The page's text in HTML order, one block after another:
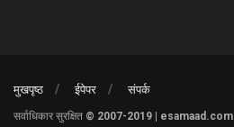
मुखपृष्ठ ईपेपर संपर्क
सर्वाधिकार सुरक्षित © 2007-2019 | esamaad.com